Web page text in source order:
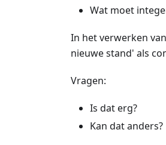
Wat moet
In het verwerken
nieuwe stand' als
Vragen:
Is dat erg?
Kan dat anders?